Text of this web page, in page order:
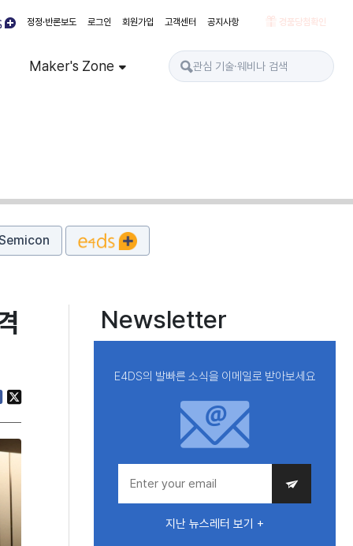
정정·반론보도 로그인 회원가입 고객센터 공지사항 경품당첨확인
Maker's Zone
Newsletter
E4DS의 발빠른 소식을 이메일로 받아보세요
지난 뉴스레터 보기 +